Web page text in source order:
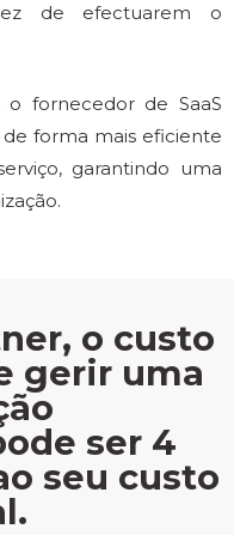
de efectuarem o
fornecedor de SaaS
forma mais eficiente
garantindo uma
o custo
gerir uma
ser 4
seu custo